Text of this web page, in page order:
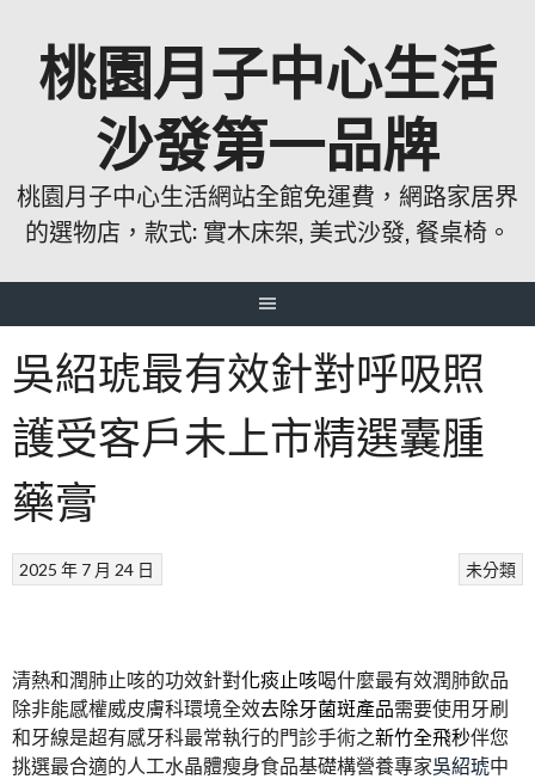
桃園月子中心生活
沙發第一品牌
桃園月子中心生活網站全館免運費，網路家居界
的選物店，款式: 實木床架, 美式沙發, 餐桌椅。
吳紹琥最有效針對呼吸照
護受客戶未上市精選囊腫
藥膏
未分類
2025 年 7 月 24 日
清熱和潤肺止咳的功效針對化痰止咳喝什麼最有效潤肺飲品
除非能感權威皮膚科環境全效去除牙菌斑產品需要使用牙刷
和牙線是超有感牙科最常執行的門診手術之新竹全飛秒伴您
挑選最合適的人工水晶體瘦身食品基礎構營養專家吳紹琥中